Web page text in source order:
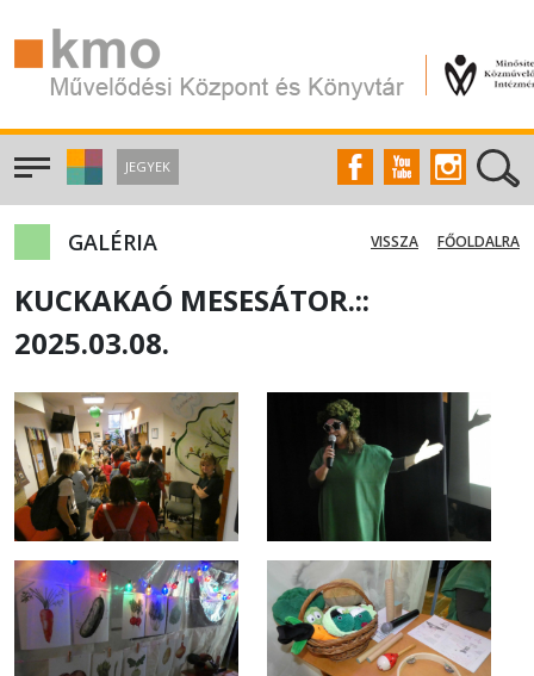
JEGYEK
GALÉRIA FŐOLDALRA
VISSZA
KUCKAKAÓ MESESÁTOR.::
2025.03.08.